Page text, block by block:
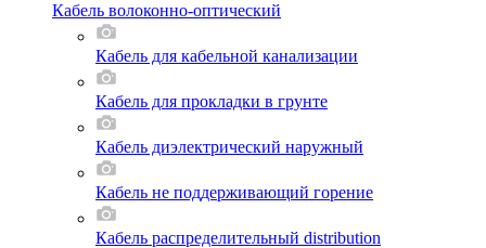
Кабель волоконно-оптический
Кабель для кабельной канализации
Кабель для прокладки в грунте
Кабель диэлектрический наружный
Кабель не поддерживающий горение
Кабель распределительный distribution